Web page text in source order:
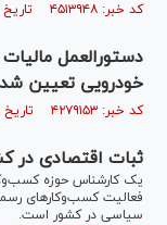
کد خبر: ۴۵۱۳۹۴۸ تاریخ انتشار : ۱۴۰۱/۰۸/۲۳
خودرویی تعیین شد
کد خبر: ۴۲۷۹۱۵۳ تاریخ انتشار : ۱۴۰۱/۰۳/۰۱
ثبات اقتصادی در
یک کارشناس حوزه
فعالیت کسب‌وکارهای
سیاسی در کشور است.